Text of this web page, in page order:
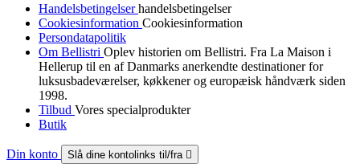
Handelsbetingelserhandelsbetingelser
Cookiesinformation Cookiesinformation
Persondatapolitik
Om Bellistri Oplev historien om Bellistri. Fra La Maison i
Hellerup til en af Danmarks anerkendte destinationer for
luksus­badeværelser, køkkener og europæisk håndværk siden
1998.
Tilbud Vores specialprodukter
Butik
Din konto Slå dine kontolinks til/fra 